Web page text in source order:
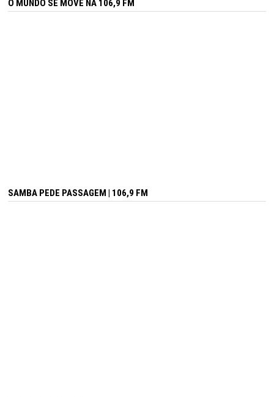
O MUNDO SE MOVE NA 106,9 FM
SAMBA PEDE PASSAGEM | 106,9 FM